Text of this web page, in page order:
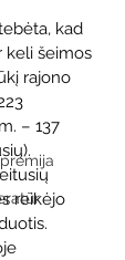
kad
keli šeimos
rajono
– 137
reikėjo